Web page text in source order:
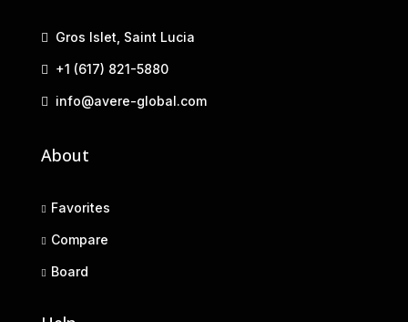
Gros Islet, Saint Lucia
+1 (617) 821-5880
info@avere-global.com
About
Favorites
Compare
Board